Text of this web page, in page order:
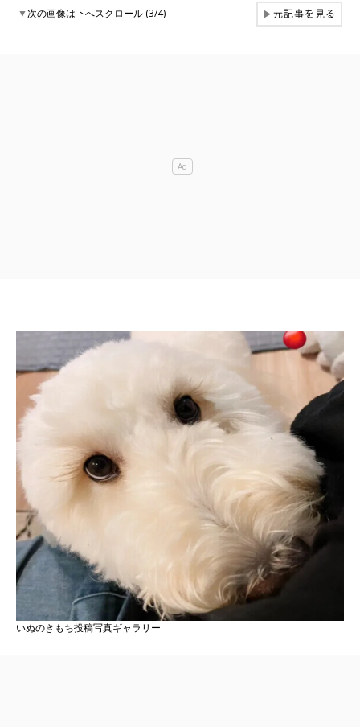
▼次の画像は下へスクロール (3/4) ▶元記事を見る
いぬのきもち投稿写真ギャラリー